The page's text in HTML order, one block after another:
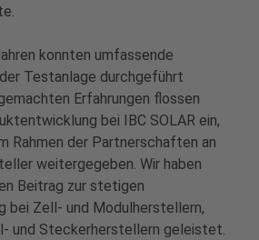
konnten umfassende
Testanlage durchgeführt
Erfahrungen flossen
bei IBC SOLAR ein,
Rahmen der Partnerschaften an
weitergegeben. Wir haben
Beitrag zur stetigen
bei Zell- und Modulherstellern,
und Steckerherstellern geleistet.